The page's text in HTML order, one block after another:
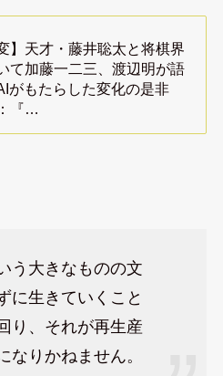
】天才・藤井聡太と将棋界
て加藤一二三、渡辺明が語
がもたらした変化の是非
『…
う大きなものの文
に生きていくこと
り、それが再生産
なりかねません。